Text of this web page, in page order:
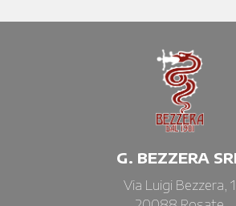
G. BEZZERA
Via Luigi Bezzera, 1